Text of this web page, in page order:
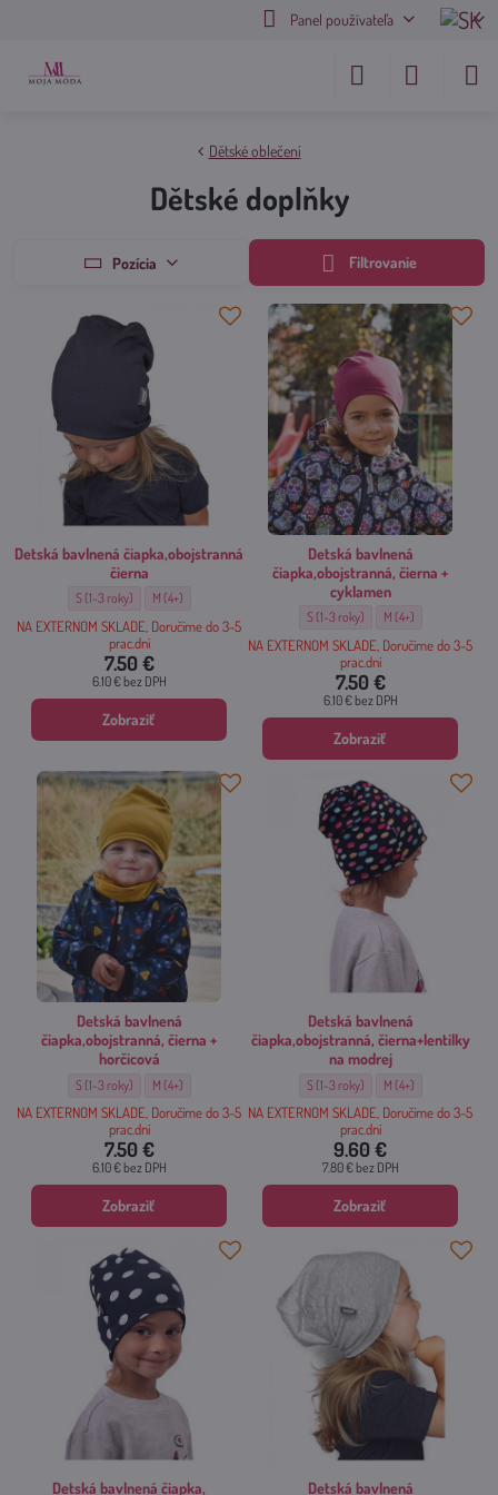
Panel používateľa
Dětské oblečení
Dětské doplňky
Pozícia Filtrovanie
Detská bavlnená čiapka,obojstranná
čierna
Detská bavlnená čiapka,obojstranná čierna - Veľkosť:
S (1-3 roky) Detská bavlnená čiapka,obojstranná čierna - Veľkosť:
M (4+)
NA EXTERNOM SKLADE, Doručíme do 3-5
prac.dní
7.50 €
6.10 €bez DPH
Zobraziť
Detská bavlnená
čiapka,obojstranná, čierna +
cyklamen
Detská bavlnená čiapka,obojstranná,
S (1-3 roky) Detská bavlnená
M (4+)
NA EXTERNOM SKLADE, Doručíme do 3-5
prac.dní
7.50 €
6.10 €bez DPH
Zobraziť
Detská bavlnená
čiapka,obojstranná, čierna +
horčicová
Detská bavlnená čiapka,obojstranná, čierna + horčicová - Veľkosť:
S (1-3 roky) Detská bavlnená čiapka,obojstranná, čierna + horčicová - Veľkosť:
M (4+)
NA EXTERNOM SKLADE, Doručíme do 3-5
prac.dní
7.50 €
6.10 €bez DPH
Zobraziť
Detská bavlnená
čiapka,obojstranná, čierna+lentilky
na modrej
Detská bavlnená
S (1-3 roky) Detská bavlnená
M (4+)
NA EXTERNOM SKLADE, Doručíme do 3-5
prac.dní
9.60 €
7.80 €bez DPH
Zobraziť
Detská bavlnená čiapka,
Detská bavlnená